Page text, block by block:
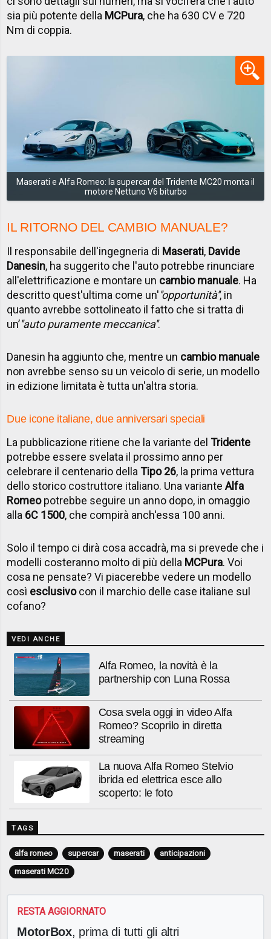
sia più potente della MCPura, che ha 630 CV e 720
Nm di coppia.
Maserati e Alfa Romeo: la supercar del Tridente MC20 monta il
motore Nettuno V6 biturbo
IL RITORNO DEL CAMBIO MANUALE?
Il responsabile dell'ingegneria di Maserati, Davide
Danesin, ha suggerito che l'auto potrebbe rinunciare
all'elettrificazione e montare un cambio manuale. Ha
descritto quest'ultima come un'''opportunità'', in
quanto avrebbe sottolineato il fatto che si tratta di
un’''auto puramente meccanica''.
Danesin ha aggiunto che, mentre un cambio manuale
non avrebbe senso su un veicolo di serie, un modello
in edizione limitata è tutta un'altra storia.
Due icone italiane, due anniversari speciali
La pubblicazione ritiene che la variante delTridente
potrebbe essere svelata il prossimo anno per
celebrare il centenario dellaTipo 26, la prima vettura
dello storico costruttore italiano. Una varianteAlfa
Romeopotrebbe seguire un anno dopo, in omaggio
alla 6C 1500, che compirà anch'essa 100 anni.
Solo il tempo ci dirà cosa accadrà, ma si prevede che i
modelli costeranno molto di più della MCPura. Voi
cosa ne pensate? Vi piacerebbe vedere un modello
così esclusivocon il marchio delle case italiane sul
cofano?
VEDI ANCHE
Alfa Romeo, la novità è la
partnership con Luna Rossa
Cosa svela oggi in video Alfa
Romeo? Scoprilo in diretta
streaming
La nuova Alfa Romeo Stelvio
ibrida ed elettrica esce allo
scoperto: le foto
TAGS
alfa romeo supercar maserati
anticipazioni
maserati MC20
RESTA AGGIORNATO
MotorBox, prima di tutti gli altri